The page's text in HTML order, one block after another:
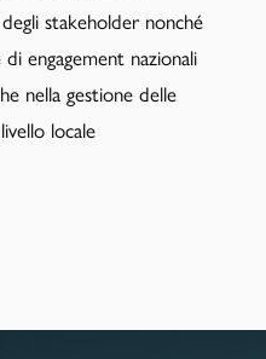
degli stakeholder nonché
engagement nazionali
nella gestione delle
locale